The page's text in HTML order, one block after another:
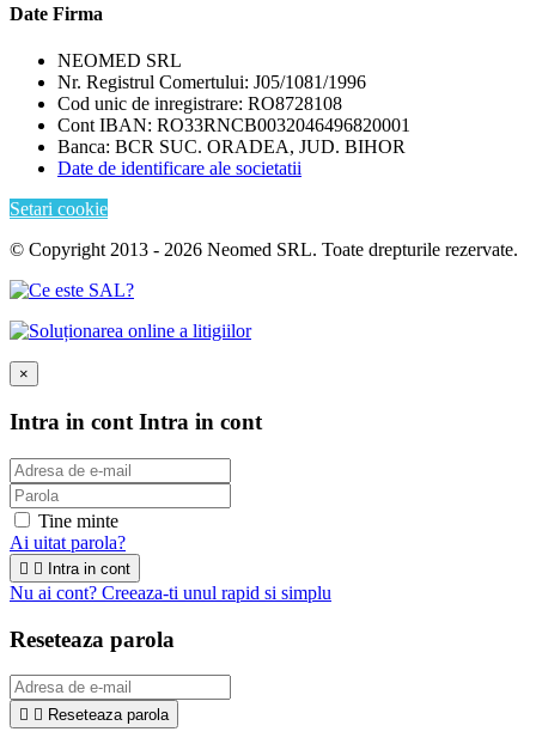
Date Firma
NEOMED SRL
Nr. Registrul Comertului: J05/1081/1996
Cod unic de inregistrare: RO8728108
Cont IBAN: RO33RNCB0032046496820001
Banca: BCR SUC. ORADEA, JUD. BIHOR
Date de identificare ale societatii
Setari cookie
© Copyright 2013 - 2026 Neomed SRL. Toate drepturile rezervate.
×
Intra in cont Intra in cont
Tine minte
Ai uitat parola?
  Intra in cont
Nu ai cont? Creeaza-ti unul rapid si simplu
Reseteaza parola
  Reseteaza parola